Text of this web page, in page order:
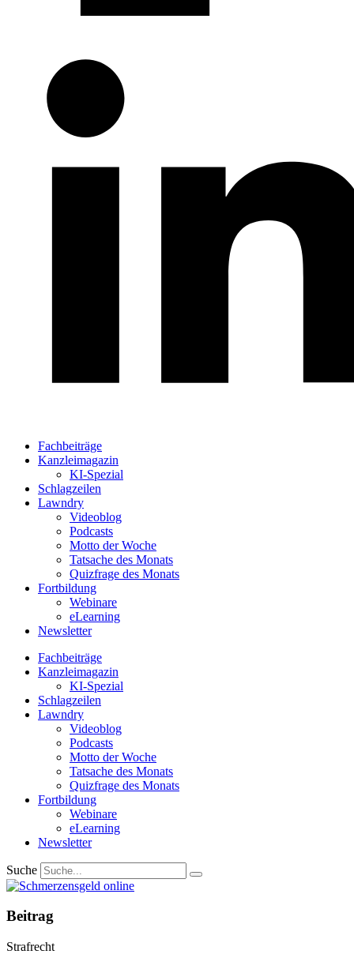
Fachbeiträge
Kanzleimagazin
KI-Spezial
Schlagzeilen
Lawndry
Videoblog
Podcasts
Motto der Woche
Tatsache des Monats
Quizfrage des Monats
Fortbildung
Webinare
eLearning
Newsletter
Fachbeiträge
Kanzleimagazin
KI-Spezial
Schlagzeilen
Lawndry
Videoblog
Podcasts
Motto der Woche
Tatsache des Monats
Quizfrage des Monats
Fortbildung
Webinare
eLearning
Newsletter
Suche
Beitrag
Strafrecht